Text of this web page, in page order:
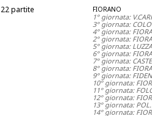
22 partite
FIORANO
1° giornata:
3° giornata:
4° giornata:
2° giornata:
5° giornata:
6° giornata:
7° giornata:
8° giornata:
9° giornata:
10° giornata:
11° giornata:
12° giornata:
13° giornata: POL.
14° giornata: